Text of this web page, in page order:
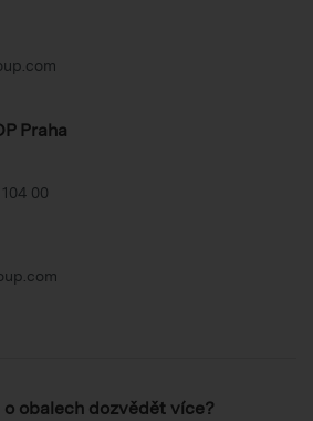
Praha
00
o obalech dozvědět více?